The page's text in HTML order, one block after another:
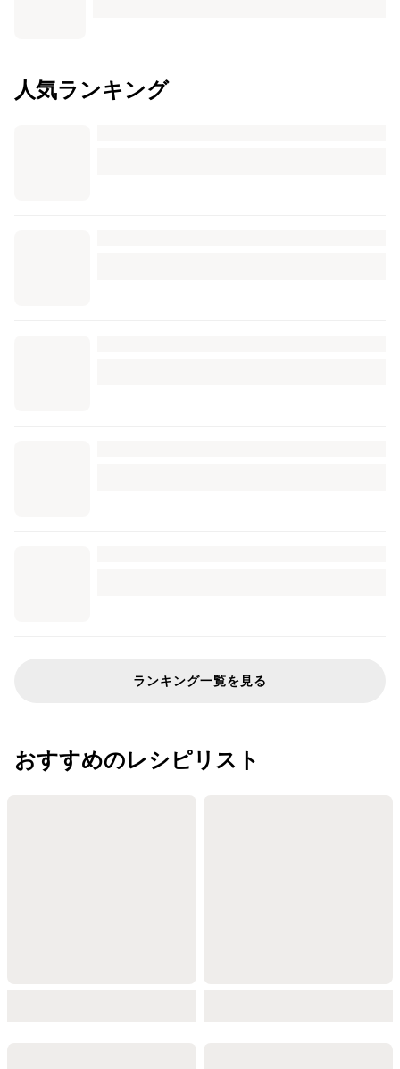
人気ランキング
ランキング一覧を見る
おすすめのレシピリスト